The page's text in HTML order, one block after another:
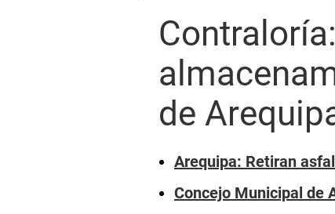
de
Arequipa: Retiran
Concejo Municipal de